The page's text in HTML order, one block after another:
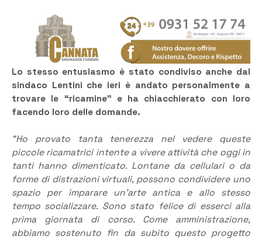
Lo stesso entusiasmo è stato condiviso anche dal
sindaco Lentini che ieri è andato personalmente a
trovare le “ricamine” e ha chiacchierato con loro
facendo loro delle domande.
“Ho provato tanta tenerezza nel vedere queste
piccole ricamatrici intente a vivere attività che oggi in
tanti hanno dimenticato. Lontane da cellulari o da
forme di distrazioni virtuali, possono condividere uno
spazio per imparare un’arte antica e allo stesso
tempo socializzare. Sono stato felice di esserci alla
prima giornata di corso. Come amministrazione,
abbiamo sostenuto fin da subito questo progetto